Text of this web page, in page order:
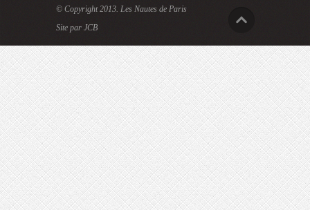
© Copyright 2013. Les Nautes de Paris
Site par JCB